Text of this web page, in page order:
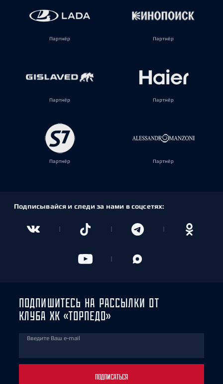
Партнёр Партнёр
Партнёр Партнёр
Партнёр Партнёр
Подписывайся и следи за нами в соцсетях:
ПОДПИШИТЕСЬ НА РАССЫЛКИ ОТ
КЛУБА ХК «ТОРПЕДО»
Введите Ваш e-mail
ПОДПИСАТЬСЯ